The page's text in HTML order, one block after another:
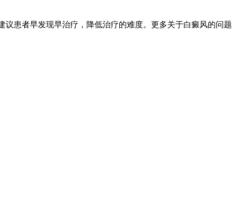
患者早发现早治疗，降低治疗的难度。更多关于白癜风的问题